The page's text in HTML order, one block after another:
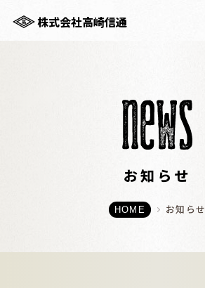
株式会社高崎信通
お知らせ
HOME お知らせ